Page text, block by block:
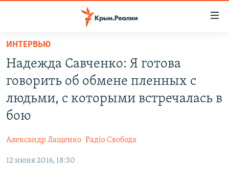
Вернуться
основному
содержанию
Вернутся
главной
Вернутся
СПЕЦПРОЕКТЫ
ИСТОРИЯ
ИНТЕРАКТИВ
ИНФОГРАФИКА
РАДІО СВОБОДА
КАК ОБОЙТИ БЛОКИРОВКУ
ИНТЕРВЬЮ
Надежда Савченко: Я готова
говорить об обмене пленных с
людьми, с которыми встречалась в
бою
Александр Лащенко Радіо Свобода
12 июня 2016, 18:30